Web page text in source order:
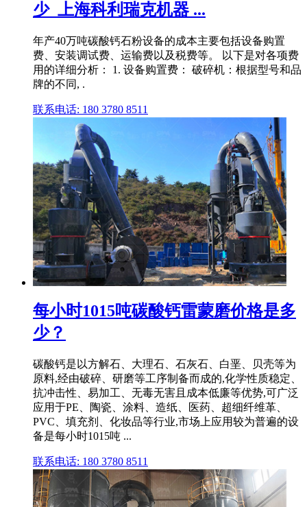
少_上海科利瑞克机器 ...
年产40万吨碳酸钙石粉设备的成本主要包括设备购置
费、安装调试费、运输费以及税费等。 以下是对各项费
用的详细分析： 1. 设备购置费： 破碎机：根据型号和品
牌的不同, .
联系电话: 180 3780 8511
每小时1015吨碳酸钙雷蒙磨价格是多
少？
碳酸钙是以方解石、大理石、石灰石、白垩、贝壳等为
原料,经由破碎、研磨等工序制备而成的,化学性质稳定、
抗冲击性、易加工、无毒无害且成本低廉等优势,可广泛
应用于PE、陶瓷、涂料、造纸、医药、超细纤维革、
PVC、填充剂、化妆品等行业,市场上应用较为普遍的设
备是每小时1015吨 ...
联系电话: 180 3780 8511